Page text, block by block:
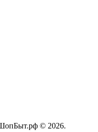
© 2026.